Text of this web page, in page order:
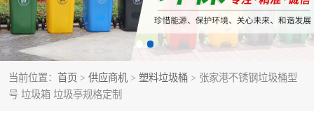
当前位置： 首页 > 供应商机 > 塑料垃圾桶 > 张家港不锈钢垃圾桶型
号 垃圾箱 垃圾亭规格定制
分类果皮箱 公园椅
垃圾分类房 塑料垃圾桶
防疫岗亭 吸烟岗亭